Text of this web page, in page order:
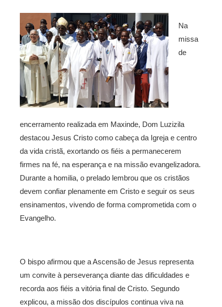
Na
missa
de
encerramento realizada em Maxinde, Dom Luzizila
destacou Jesus Cristo como cabeça da Igreja e centro
da vida cristã, exortando os fiéis a permanecerem
firmes na fé, na esperança e na missão evangelizadora.
Durante a homilia, o prelado lembrou que os cristãos
devem confiar plenamente em Cristo e seguir os seus
ensinamentos, vivendo de forma comprometida com o
Evangelho.
O bispo afirmou que a Ascensão de Jesus representa
um convite à perseverança diante das dificuldades e
recorda aos fiéis a vitória final de Cristo. Segundo
explicou, a missão dos discípulos continua viva na